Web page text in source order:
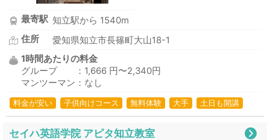
最寄駅 知立駅から 1540m
住所
愛知県知立市長篠町大山18-1
1時間あたりの料金
グループ ：1,666 円〜2,340円
マンツーマン：なし
料金が安い 子供向けコース 無料体験 大手 土日も開講
セイハ英語学院 アピタ知立教室